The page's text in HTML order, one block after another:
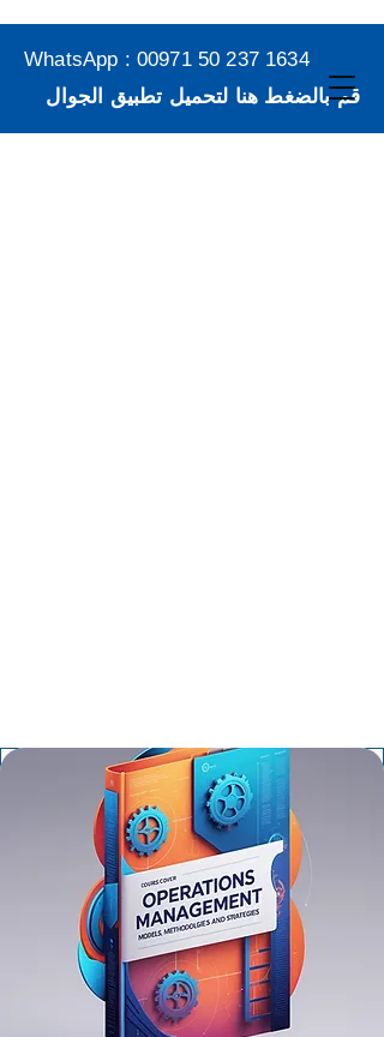
WhatsApp : 00971 50 237 1634
قم بالضغط هنا لتحميل تطبيق الجوال